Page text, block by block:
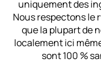
uniquement des
Nous respectons le
que la plupart de
localement ici
sont 100 %